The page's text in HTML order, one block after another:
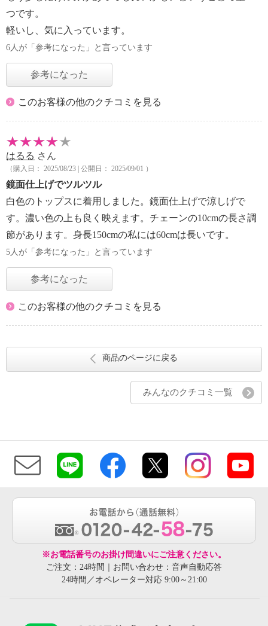
つです。
軽いし、気に入っています。
6人が「参考になった」と言っています
参考になった
このお客様の他のクチコミを見る
はるる さん
（購入日： 2025/08/23 | 公開日： 2025/09/01 ）
鏡面仕上げでツルツル
白色のトップスに着用しました。鏡面仕上げで涼しげで
す。濃い色の上も良く映えます。チェーンの10cmの長さ調
節があります。身長150cmの私には60cmは長いです。
5人が「参考になった」と言っています
参考になった
このお客様の他のクチコミを見る
商品のページに戻る
みんなのクチコミ一覧
※お電話番号のお掛け間違いにご注意ください。
ご注文：24時間｜お問い合わせ：音声自動応答
24時間／オペレーター対応 9:00～21:00